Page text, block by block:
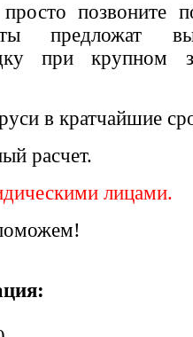
позвоните
предложат
при крупном
в кратчайшие
расчет.
лицами.